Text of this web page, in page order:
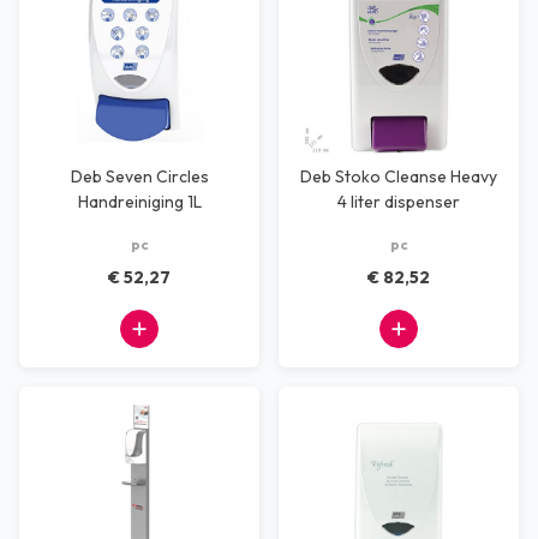
Deb Seven Circles
Handreiniging 1L
pc
€ 52,27
Deb Stoko Cleanse Heavy
4 liter dispenser
pc
€ 82,52